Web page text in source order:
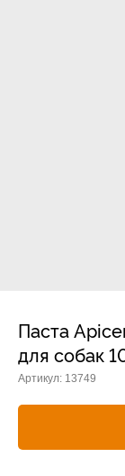
Лечение шиншилл
Паста
для собак
Артикул: 13749